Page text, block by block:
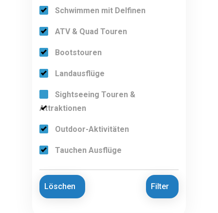
Schwimmen mit Delfinen
ATV & Quad Touren
Bootstouren
Landausflüge
Sightseeing Touren &
Attraktionen
Outdoor-Aktivitäten
Tauchen Ausflüge
Löschen Filter